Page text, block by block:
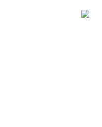
Projekt i wykonanie